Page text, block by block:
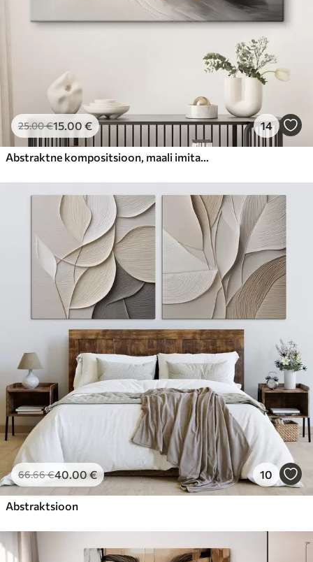
25.00€15.00 € 14
Abstraktne kompositsioon, maali imitatsioon
66.66€40.00€ 10
Abstraktsioon